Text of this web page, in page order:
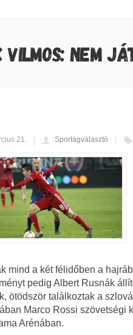
VILMOS: NEM
21. Sportágválasztó
mind a két félidőben a
pedig Albert Rusnák
ötödször találkoztak a
Marco Rossi szövetségi
Arénában.